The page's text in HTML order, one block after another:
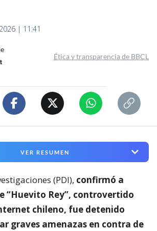
| 11:41
Ética y transparencia de BBCL
VER RESUMEN
(PDI), confirmó a
“Huevito Rey”, controvertido
chileno, fue detenido
graves amenazas en contra de